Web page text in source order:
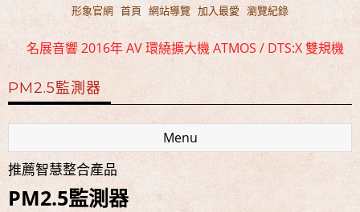
形象官網 首頁 網站導覽 加入最愛 瀏覽紀錄
名展音響 2016年 AV 環繞擴大機 ATMOS / DTS:X 雙規機
種 全面上市
名展音響 歐洲第一品牌 FIBARO 環控系統 現場展示 熱售
中!!!
名展音響 最新Dolby ATMOS 7.2.4 全景聲11聲道現場展示
試聽
名展音響 2016年 AV 環繞擴大機 ATMOS / DTS:X 雙規機
PM2.5監測器
Menu
推薦智慧整合產品
PM2.5監測器